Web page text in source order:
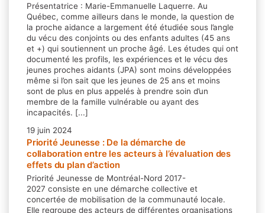
Présentatrice : Marie-Emmanuelle Laquerre. Au
Québec, comme ailleurs dans le monde, la question de
la proche aidance a largement été étudiée sous l’angle
du vécu des conjoints ou des enfants adultes (45 ans
et +) qui soutiennent un proche âgé. Les études qui ont
documenté les profils, les expériences et le vécu des
jeunes proches aidants (JPA) sont moins développées
même si l’on sait que les jeunes de 25 ans et moins
sont de plus en plus appelés à prendre soin d’un
membre de la famille vulnérable ou ayant des
incapacités. [...]
19 juin 2024
Priorité Jeunesse : De la démarche de
collaboration entre les acteurs à l’évaluation des
effets du plan d’action
Priorité Jeunesse de Montréal-Nord 2017-
2027 consiste en une démarche collective et
concertée de mobilisation de la communauté locale.
Elle regroupe des acteurs de différentes organisations